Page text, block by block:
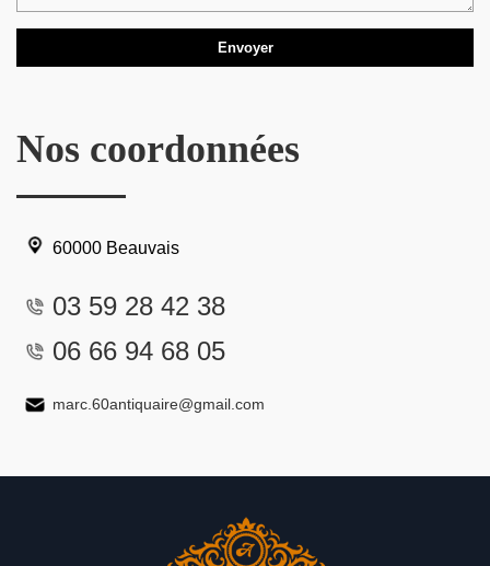
Nos coordonnées
60000 Beauvais
03 59 28 42 38
06 66 94 68 05
marc.60antiquaire@gmail.com